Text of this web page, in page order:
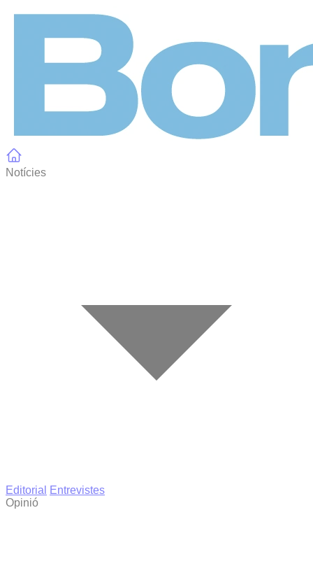
Notícies
Editorial
Entrevistes
Opinió